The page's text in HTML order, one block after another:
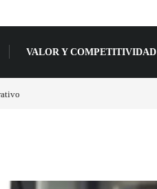
VALOR Y COMPETITIVIDAD